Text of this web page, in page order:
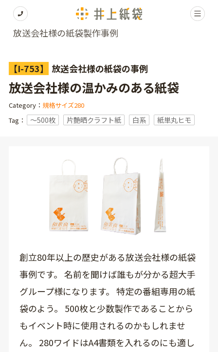
放送会社様の紙袋製作事例
【I-753】 放送会社様の紙袋の事例
放送会社様の温かみのある紙袋
Category： 規格サイズ280
Tag：
〜500枚 片艶晒クラフト紙 白系 紙単丸ヒモ
創立80年以上の歴史がある放送会社様の紙袋
事例です。 名前を聞けば誰もが分かる超大手
グループ様になります。 特定の番組専用の紙
袋のよう。 500枚と少数製作であることから
もイベント時に使用されるのかもしれませ
ん。 280ワイドはA4書類を入れるのにも適し